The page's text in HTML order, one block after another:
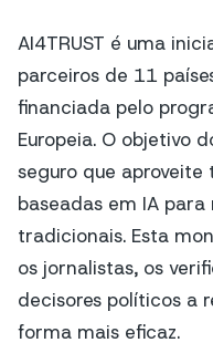
AI4TRUST é uma
parceiros de 11
financiada pelo
Europeia. O objetivo
seguro que
baseadas em IA
tradicionais. Esta
os jornalistas, os
decisores políticos a
forma mais eficaz.